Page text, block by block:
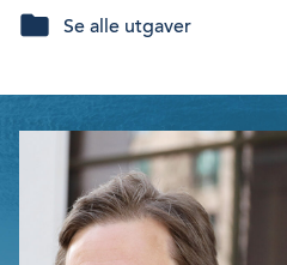
Se alle utgaver